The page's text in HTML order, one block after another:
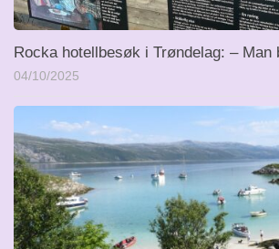
Rocka hotellbesøk i Trøndelag: –
04/10/2025